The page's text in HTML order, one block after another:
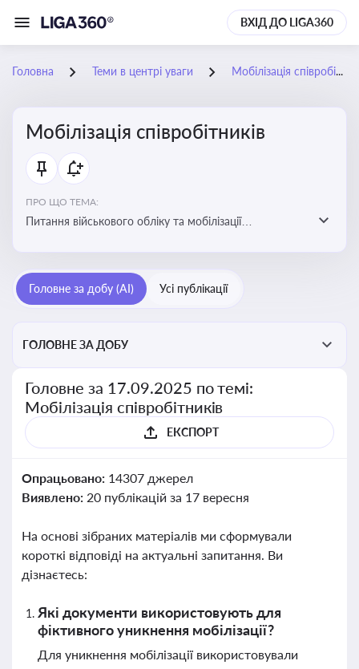
ВХІД ДО LIGA360
Головна Теми в центрі уваги Мобілізація співробітників
Мобілізація співробітників
ПРО ЩО ТЕМА:
Питання військового обліку та мобілізації
Головне за добу (AI) Усі публікації
ГОЛОВНЕ ЗА ДОБУ
Головне за 17.09.2025 по темі:
Мобілізація співробітників
ЕКСПОРТ
Опрацьовано: 14307 джерел
Виявлено: 20 публікацій за 17 вересня
На основі зібраних матеріалів ми сформували
короткі відповіді на актуальні запитання. Ви
дізнаєтесь:
Які документи використовують для
фіктивного уникнення мобілізації?
Для уникнення мобілізації використовували